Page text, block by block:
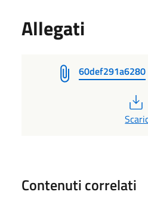
Allegati
60def291a6280
PDF
Contenuti correlati